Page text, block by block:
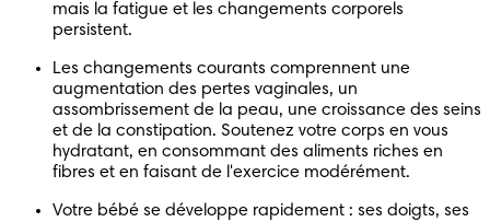
mais la fatigue et les changements corporels
persistent.
Les changements courants comprennent une
augmentation des pertes vaginales, un
assombrissement de la peau, une croissance des seins
et de la constipation. Soutenez votre corps en vous
hydratant, en consommant des aliments riches en
fibres et en faisant de l'exercice modérément.
Votre bébé se développe rapidement : ses doigts, ses